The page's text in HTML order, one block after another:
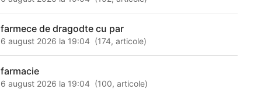
farmece de dragodte cu par
6 august 2026 la 19:04 (174,articole)
farmacie
6 august 2026 la 19:04 (100,articole)